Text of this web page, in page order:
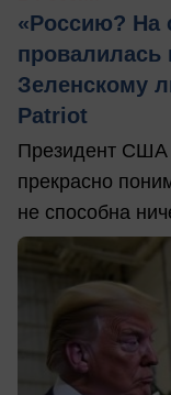
«Россию? На
провалилась
Зеленскому
Patriot
Президент США
прекрасно
не способна